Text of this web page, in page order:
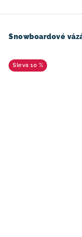
Snowboardové
10 %